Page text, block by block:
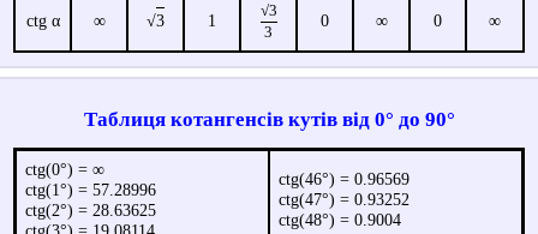
сtg α ∞ √3 1
√3
3
0 ∞ 0 ∞
Таблиця котангенсів кутів від 0° до 90°
ctg(0°) = ∞
ctg(1°) = 57.28996
ctg(2°) = 28.63625
ctg(3°) = 19.08114
ctg(46°) = 0.96569
ctg(47°) = 0.93252
ctg(48°) = 0.9004